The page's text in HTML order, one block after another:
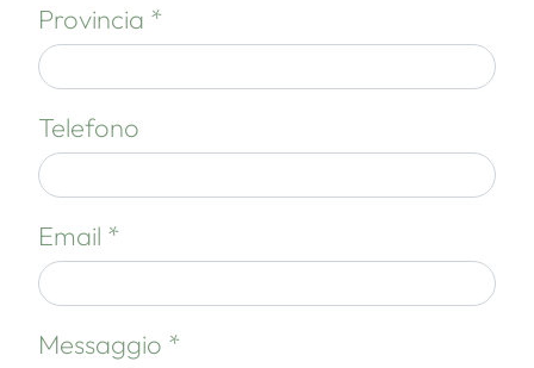
Provincia *
Telefono
Email *
Messaggio *